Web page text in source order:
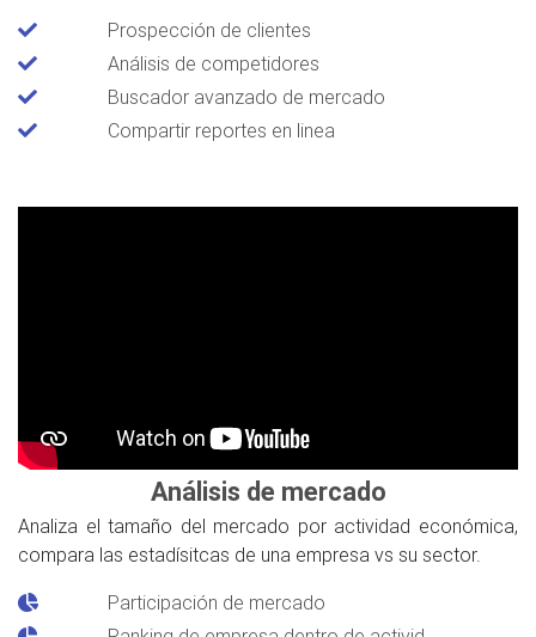
Prospección de clientes
Análisis de competidores
Buscador avanzado de mercado
Compartir reportes en linea
Análisis de mercado
Analiza el tamaño del mercado por actividad económica,
compara las estadísitcas de una empresa vs su sector.
Participación de mercado